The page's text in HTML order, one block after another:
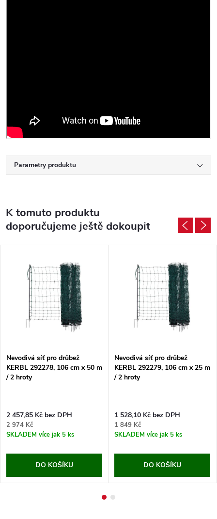
Parametry produktu
K tomuto produktu
doporučujeme ještě dokoupit
Nevodivá síť pro drůbež
KERBL 292278, 106 cm x 50 m
/ 2 hroty
2 457,85 Kč bez DPH
2 974 Kč
SKLADEM více jak 5 ks
DO KOŠÍKU
Nevodivá síť pro drůbež
KERBL 292279, 106 cm x 25 m
/ 2 hroty
1 528,10 Kč bez DPH
1 849 Kč
SKLADEM více jak 5 ks
DO KOŠÍKU